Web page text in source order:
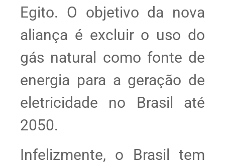
Egito. O objetivo da nova
aliança é excluir o uso do
gás natural como fonte de
energia para a geração de
eletricidade no Brasil até
2050.
Infelizmente, o Brasil tem